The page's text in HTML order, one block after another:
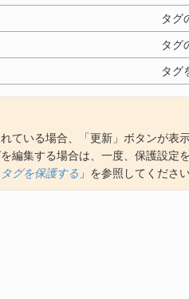
タグ
タグ
タグ
ている場合、「更新」ボタンが表
編集する場合は、一度、保護設定
タグを保護する 」を参照してくださ